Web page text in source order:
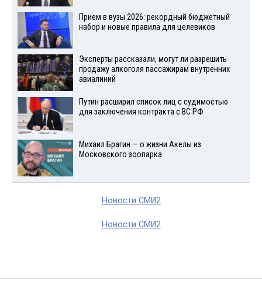
Прием в вузы 2026: рекордный бюджетный
набор и новые правила для целевиков
Эксперты рассказали, могут ли разрешить
продажу алкоголя пассажирам внутренних
авиалиний
Путин расширил список лиц с судимостью
для заключения контракта с ВС РФ
Михаил Брагин — о жизни Акелы из
Московского зоопарка
Новости СМИ2
Новости СМИ2